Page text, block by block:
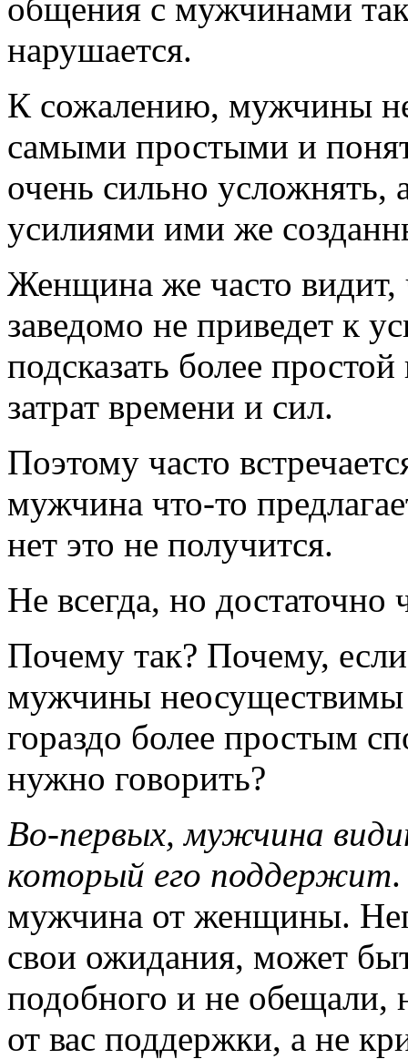
общения с мужчинами
нарушается.
К сожалению, мужчины
самыми простыми и
очень сильно
усилиями ими же
Женщина же часто
заведомо не приведет к
подсказать более
затрат времени и сил.
Поэтому часто
мужчина что-то
нет это не получится.
Не всегда, но
Почему так? Почему,
мужчины
гораздо более простым
нужно говорить?
Во-первых, мужчина
который его поддержит
мужчина от женщины.
свои ожидания, может
подобного и не обещали,
от вас поддержки, а не